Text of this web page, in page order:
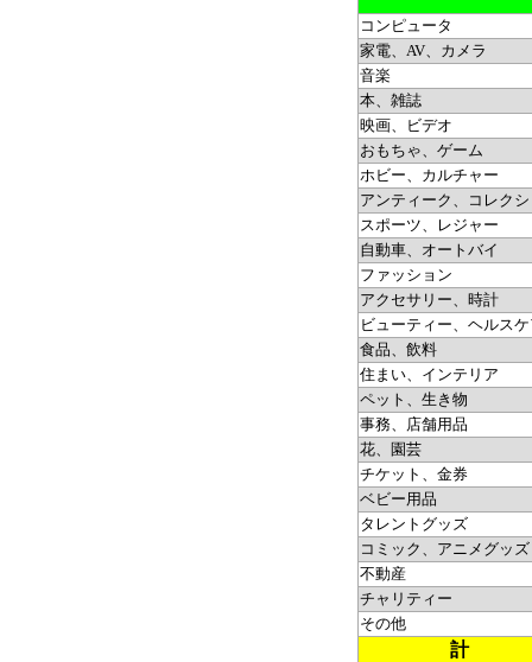
コンピュータ
家電、AV、カメラ
音楽
本、雑誌
映画、ビデオ
おもちゃ、ゲーム
ホビー、カルチャー
アンティーク、コレク
スポーツ、レジャー
自動車、オートバイ
ファッション
アクセサリー、時計
ビューティー、ヘルス
食品、飲料
住まい、インテリア
ペット、生き物
事務、店舗用品
花、園芸
チケット、金券
ベビー用品
タレントグッズ
コミック、アニメグッズ
不動産
チャリティー
その他
計